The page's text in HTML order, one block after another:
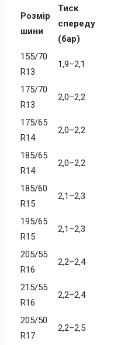
Розмір
шини
Тиск
спереду
(бар)
155/70
R13
1,9–2,1
175/70
R13
2,0–2,2
175/65
R14
2,0–2,2
185/65
R14
2,0–2,2
185/60
R15
2,1–2,3
195/65
R15
2,1–2,3
205/55
R16
2,2–2,4
215/55
R16
2,2–2,4
205/50
R17
2,2–2,5